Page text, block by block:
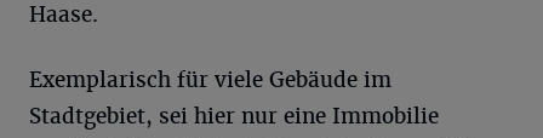
Haase.
Exemplarisch für viele Gebäude im
Stadtgebiet, sei hier nur eine Immobilie